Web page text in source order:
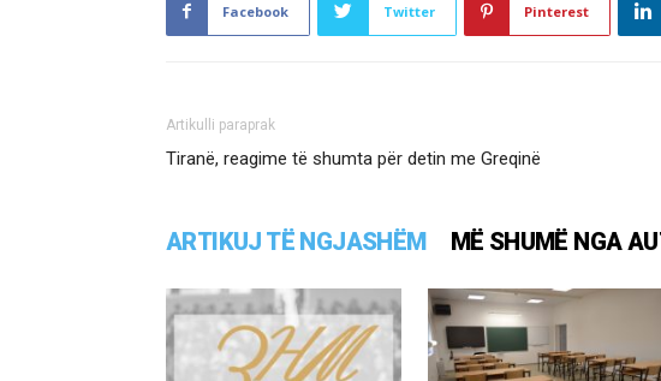
Facebook Twitter Pinterest
Artikulli paraprak
Tiranë, reagime të shumta për detin me Greqinë
ARTIKUJ TË NGJASHËM MË SHUMË NGA